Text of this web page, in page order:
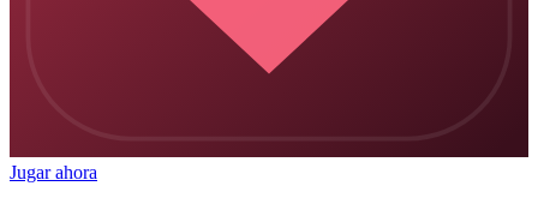
Jugar ahora